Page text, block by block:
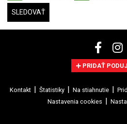
SLEDOVAŤ
PRIDAŤ
Kontakt Štatistiky Na stiahnutie
Nastavenia cookies